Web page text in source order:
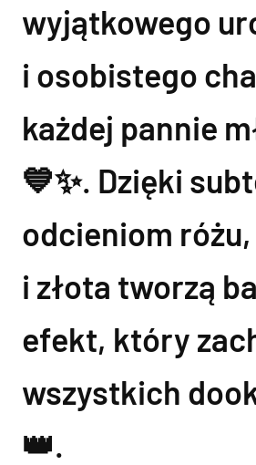
wyjątkowego
i osobistego
każdej pannie
💙✨. Dzięki
odcieniom
i złota tworzą
efekt, który
wszystkich
👑.